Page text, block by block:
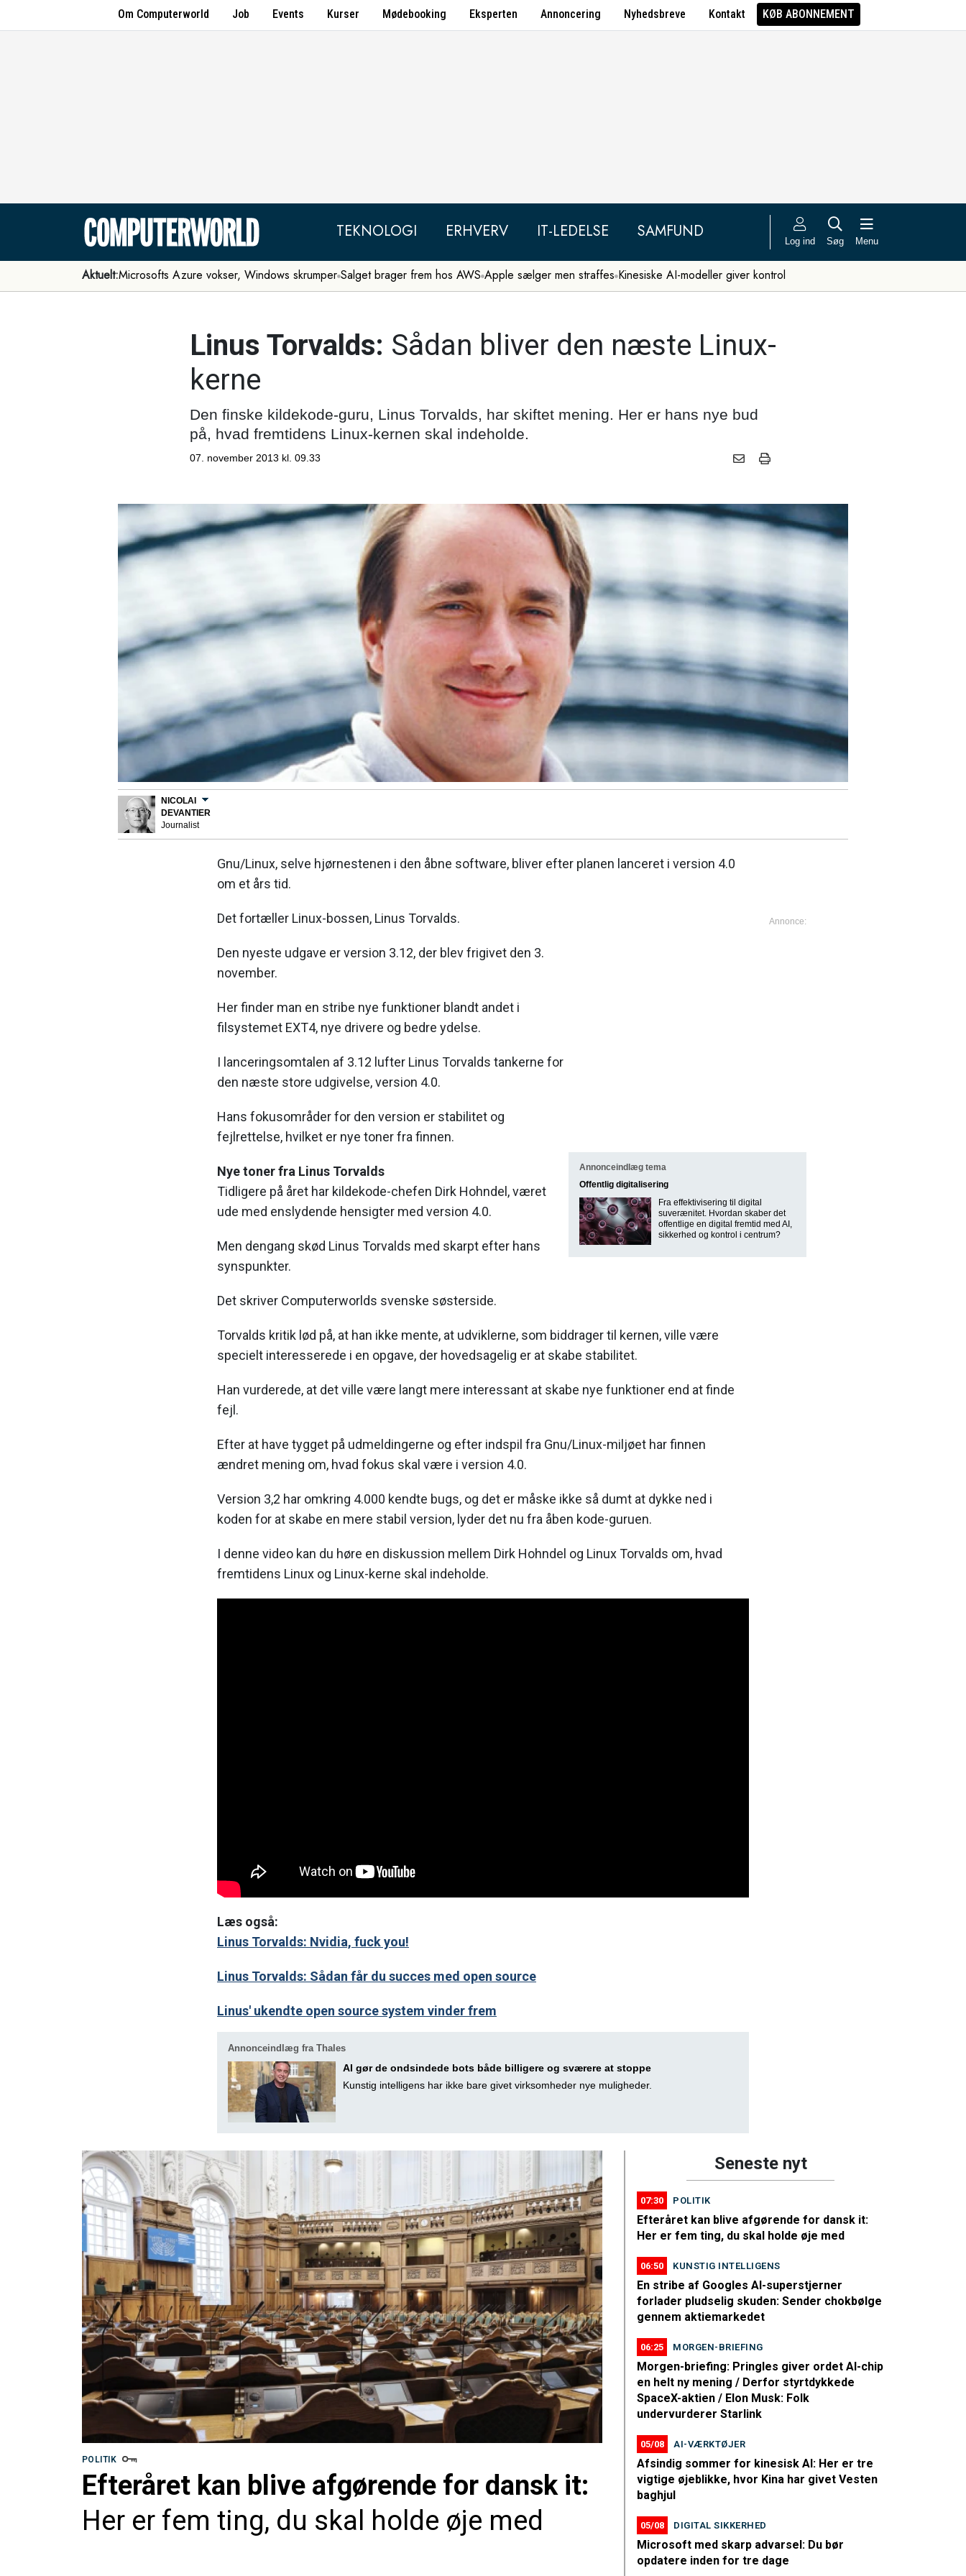
Om Computerworld Job Events Kurser Mødebooking Eksperten Annoncering Nyhedsbreve Kontakt KØB ABONNEMENT
TEKNOLOGI ERHVERV IT-LEDELSE SAMFUND Log ind Søg Menu
Aktuelt:Microsofts Azure vokser, Windows skrumper Salget brager frem hos AWS Apple sælger men straffes Kinesiske AI-modeller giver kontrol
Linus Torvalds: Sådan bliver den næste Linux-
kerne
Den finske kildekode-guru, Linus Torvalds, har skiftet mening. Her er hans nye bud
på, hvad fremtidens Linux-kernen skal indeholde.
07. november 2013 kl. 09.33
NICOLAI
DEVANTIER
Journalist
Annonceindlæg tema
Offentlig digitalisering
Fra effektivisering til digital
suverænitet. Hvordan skaber det
offentlige en digital fremtid med AI,
sikkerhed og kontrol i centrum?
Gnu/Linux, selve hjørnestenen i den åbne software, bliver efter planen lanceret i version 4.0
om et års tid.
Det fortæller Linux-bossen, Linus Torvalds.
Den nyeste udgave er version 3.12, der blev frigivet den 3.
november.
Her finder man en stribe nye funktioner blandt andet i
filsystemet EXT4, nye drivere og bedre ydelse.
I lanceringsomtalen af 3.12 lufter Linus Torvalds tankerne for
den næste store udgivelse, version 4.0.
Hans fokusområder for den version er stabilitet og
fejlrettelse, hvilket er nye toner fra finnen.
Nye toner fra Linus Torvalds
Tidligere på året har kildekode-chefen Dirk Hohndel, været
ude med enslydende hensigter med version 4.0.
Men dengang skød Linus Torvalds med skarpt efter hans
synspunkter.
Det skriver Computerworlds svenske søsterside.
Torvalds kritik lød på, at han ikke mente, at udviklerne, som biddrager til kernen, ville være
specielt interesserede i en opgave, der hovedsagelig er at skabe stabilitet.
Han vurderede, at det ville være langt mere interessant at skabe nye funktioner end at finde
fejl.
Efter at have tygget på udmeldingerne og efter indspil fra Gnu/Linux-miljøet har finnen
ændret mening om, hvad fokus skal være i version 4.0.
Version 3,2 har omkring 4.000 kendte bugs, og det er måske ikke så dumt at dykke ned i
koden for at skabe en mere stabil version, lyder det nu fra åben kode-guruen.
I denne video kan du høre en diskussion mellem Dirk Hohndel og Linux Torvalds om, hvad
fremtidens Linux og Linux-kerne skal indeholde.
Læs også:
Linus Torvalds: Nvidia, fuck you!
Linus Torvalds: Sådan får du succes med open source
Linus' ukendte open source system vinder frem
Annonceindlæg fra Thales
AI gør de ondsindede bots både billigere og sværere at stoppe
Kunstig intelligens har ikke bare givet virksomheder nye muligheder.
POLITIK
Efteråret kan blive afgørende for dansk it:
Her er fem ting, du skal holde øje med
Seneste nyt
07:30 POLITIK
Efteråret kan blive afgørende for dansk it:
Her er fem ting, du skal holde øje med
06:50 KUNSTIG INTELLIGENS
En stribe af Googles AI-superstjerner
forlader pludselig skuden: Sender chokbølge
gennem aktiemarkedet
06:25 MORGEN-BRIEFING
Morgen-briefing: Pringles giver ordet AI-chip
en helt ny mening / Derfor styrtdykkede
SpaceX-aktien / Elon Musk: Folk
undervurderer Starlink
05/08 AI-VÆRKTØJER
Afsindig sommer for kinesisk AI: Her er tre
vigtige øjeblikke, hvor Kina har givet Vesten
baghjul
05/08 DIGITAL SIKKERHED
Microsoft med skarp advarsel: Du bør
opdatere inden for tre dage